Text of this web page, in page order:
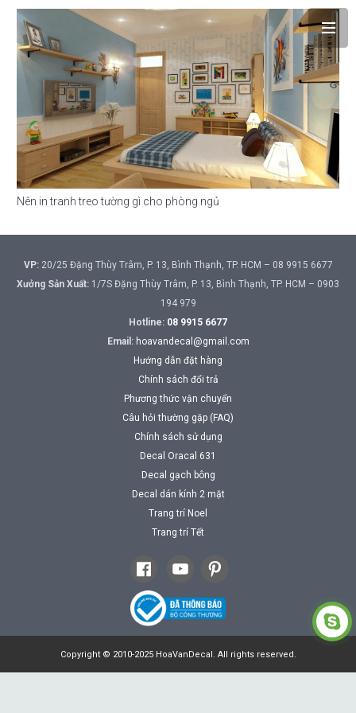
Nên in tranh treo tường gì cho phòng ngủ
VP:20/25 Đặng Thùy Trâm, P. 13, Bình Thạnh, TP. HCM – 08 9915 6677
Xưởng Sản Xuất: 1/7S Đặng Thùy Trâm, P. 13, Bình Thạnh, TP. HCM – 0903
194 979
Hotline: 08 9915 6677
Email: hoavandecal@gmail.com
Hướng dẫn đặt hàng
Chính sách đổi trả
Phương thức vận chuyển
Câu hỏi thường gặp (FAQ)
Chính sách sử dụng
Decal Oracal 631
Decal gạch bông
Decal dán kính 2 mặt
Trang trí Noel
Trang trí Tết
Copyright © 2010-2025 HoaVanDecal. All rights reserved.